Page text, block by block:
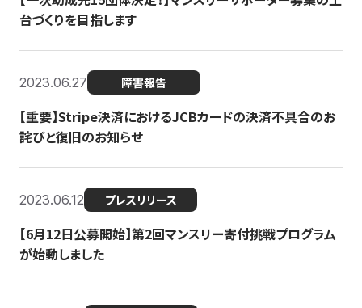
台づくりを目指します
2023.06.27 障害報告
【重要】Stripe決済におけるJCBカードの決済不具合のお
詫びと復旧のお知らせ
2023.06.12 プレスリリース
【6月12日公募開始】第2回マンスリー寄付挑戦プログラム
が始動しました